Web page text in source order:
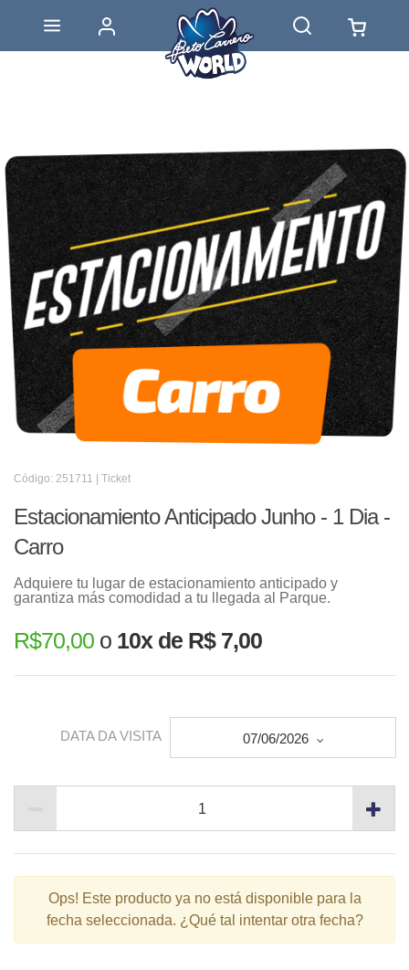
Código: 251711 | Ticket
Estacionamiento Anticipado Junho - 1 Dia -
Carro
Adquiere tu lugar de estacionamiento anticipado y
garantiza más comodidad a tu llegada al Parque.
R$70,00 o 10x de R$ 7,00
DATA DA VISITA 07/06/2026
Ops! Este producto ya no está disponible para la
fecha seleccionada. ¿Qué tal intentar otra fecha?